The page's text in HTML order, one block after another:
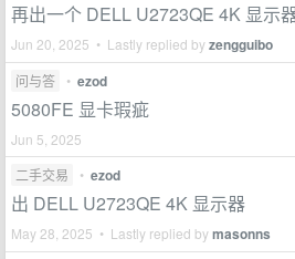
再出一个 DELL U2723QE 4K 显示
Jun 20, 2025 • Lastly replied byzengguibo
问与答 • ezod
5080FE 显卡瑕疵
Jun 5, 2025
二手交易
• ezod
出 DELL U2723QE 4K 显示器
May 28, 2025 • Lastly replied bymasonns